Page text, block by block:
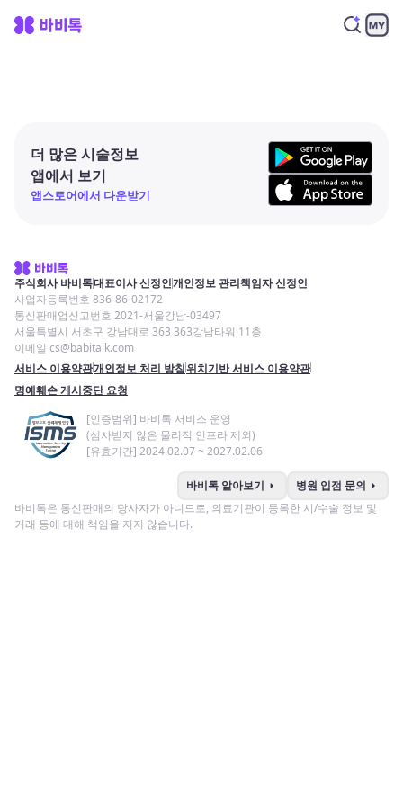
더 많은 시술정보
앱에서 보기
앱스토어에서 다운받기
주식회사 바비톡대표이사 신정인개인정보 관리책임자 신정인
사업자등록번호 836-86-02172
통신판매업신고번호 2021-서울강남-03497
서울특별시 서초구 강남대로 363 363강남타워 11층
이메일 cs@babitalk.com
서비스 이용약관개인정보 처리 방침위치기반 서비스 이용약관
명예훼손 게시중단 요청
[인증범위] 바비톡 서비스 운영
(심사받지 않은 물리적 인프라 제외)
[유효기간] 2024.02.07 ~ 2027.02.06
바비톡 알아보기 arrow_right 병원 입점 문의 arrow_right
바비톡은 통신판매의 당사자가 아니므로, 의료기관이 등록한 시/수술 정보 및
거래 등에 대해 책임을 지지 않습니다.